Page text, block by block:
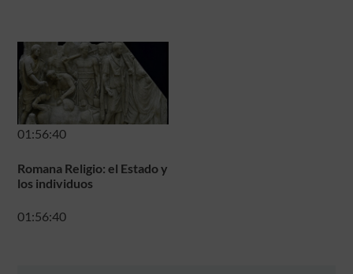
01:56:40
Romana Religio: el Estado y
los individuos
01:56:40